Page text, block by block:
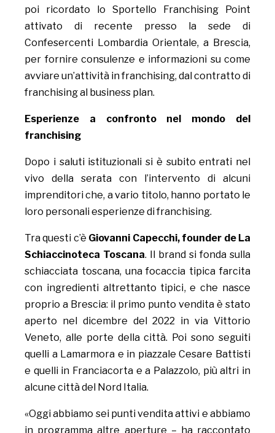
poi ricordato lo Sportello Franchising Point
attivato di recente presso la sede di
Confesercenti Lombardia Orientale, a Brescia,
per fornire consulenze e informazioni su come
avviare un’attività in franchising, dal contratto di
franchising al business plan.
Esperienze a confronto nel mondo del
franchising
Dopo i saluti istituzionali si è subito entrati nel
vivo della serata con l’intervento di alcuni
imprenditori che, a vario titolo, hanno portato le
loro personali esperienze di franchising.
Tra questi c’è Giovanni Capecchi, founder de La
Schiaccinoteca Toscana. Il brand si fonda sulla
schiacciata toscana, una focaccia tipica farcita
con ingredienti altrettanto tipici, e che nasce
proprio a Brescia: il primo punto vendita è stato
aperto nel dicembre del 2022 in via Vittorio
Veneto, alle porte della città. Poi sono seguiti
quelli a Lamarmora e in piazzale Cesare Battisti
e quelli in Franciacorta e a Palazzolo, più altri in
alcune città del Nord Italia.
«Oggi abbiamo sei punti vendita attivi e abbiamo
in programma altre aperture – ha raccontato